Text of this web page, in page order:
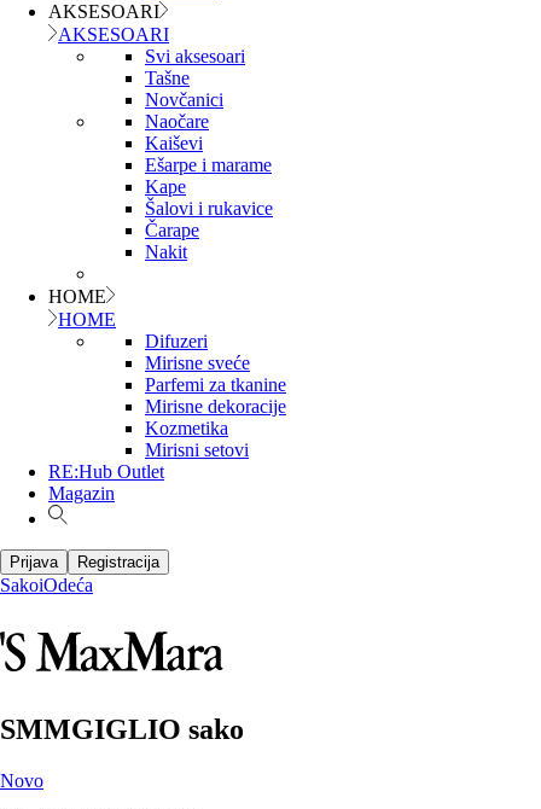
AKSESOARI
AKSESOARI
Svi aksesoari
Tašne
Novčanici
Naočare
Kaiševi
Ešarpe i marame
Kape
Šalovi i rukavice
Čarape
Nakit
HOME
HOME
Difuzeri
Mirisne sveće
Parfemi za tkanine
Mirisne dekoracije
Kozmetika
Mirisni setovi
RE:Hub Outlet
Magazin
Prijava Registracija
SakoiOdeća
SMMGIGLIO sako
Novo